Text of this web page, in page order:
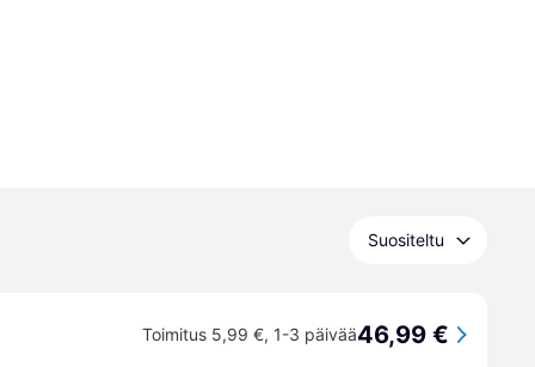
Suositeltu
Toimitus 5,99 €, 1-3 päivää46,99 €